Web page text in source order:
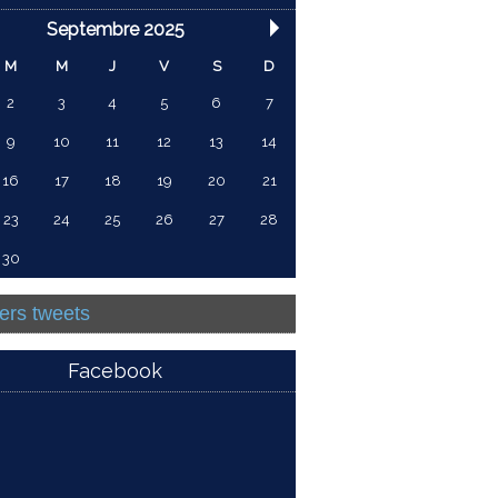
Septembre 2025
M M J V S D
2 3 4 5 6 7
9 10 11 12 13 14
16 17 18 19 20 21
23 24 25 26 27 28
30
tweets
Facebook